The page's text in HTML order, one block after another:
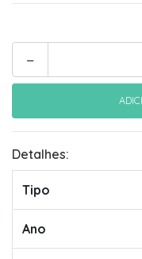
-
Detalhes:
Tipo
Ano